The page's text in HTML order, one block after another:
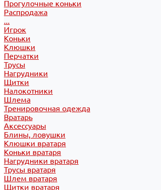
Прогулочные коньки
Распродажа
...
Игрок
Коньки
Клюшки
Перчатки
Трусы
Нагрудники
Щитки
Налокотники
Шлема
Тренировочная одежда
Вратарь
Аксессуары
Блины, ловушки
Клюшки вратаря
Коньки вратаря
Нагрудники вратаря
Трусы вратаря
Шлем вратаря
Щитки вратаря